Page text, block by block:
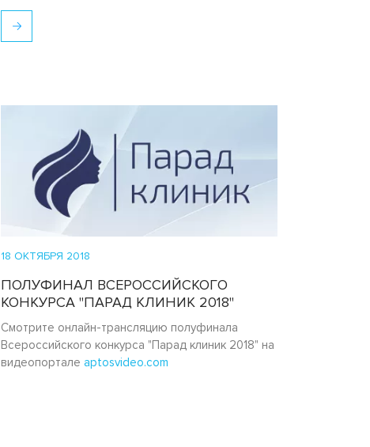
18 ОКТЯБРЯ 2018
ПОЛУФИНАЛ ВСЕРОССИЙСКОГО
КОНКУРСА "ПАРАД КЛИНИК 2018"
Смотрите онлайн-трансляцию полуфинала
Всероссийского конкурса "Парад клиник 2018" на
видеопортале aptosvideo.com